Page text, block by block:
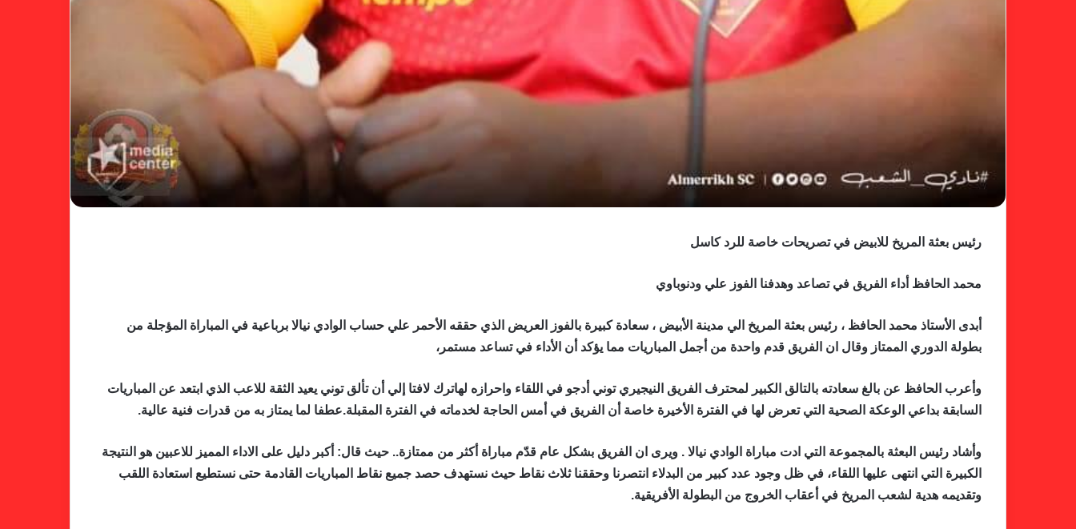
رئيس بعثة المريخ للابيض في تصريحات خاصة للرد كاسل
محمد الحافظ أداء الفريق في تصاعد وهدفنا الفوز علي ودنوباوي
أبدى الأستاذ محمد الحافظ ، رئيس بعثة المريخ الي مدينة الأبيض ، سعادة كبيرة بالفوز العريض الذي حققه الأحمر علي حساب الوادي نيالا برباعية في المباراة المؤجلة من
بطولة الدوري الممتاز وقال ان الفريق قدم واحدة من أجمل المباريات مما يؤكد أن الأداء في تساعد مستمر،
وأعرب الحافظ عن بالغ سعادته بالتالق الكبير لمحترف الفريق النيجيري توني أدجو في اللقاء واحرازه لهاترك لافتا إلي أن تألق توني يعيد الثقة للاعب الذي ابتعد عن المباريات
السابقة بداعي الوعكة الصحية التي تعرض لها في الفترة الأخيرة خاصة أن الفريق في أمس الحاجة لخدماته في الفترة المقبلة.عطفا لما يمتاز به من قدرات فنية عالية.
وأشاد رئيس البعثة بالمجموعة التي ادت مباراة الوادي نيالا . ويرى ان الفريق بشكل عام قدّم مباراة أكثر من ممتازة.. حيث قال: أكبر دليل على الاداء المميز للاعبين هو النتيجة
الكبيرة التي انتهى عليها اللقاء، في ظل وجود عدد كبير من البدلاء انتصرنا وحققنا ثلاث نقاط حيث نستهدف حصد جميع نقاط المباريات القادمة حتى نستطيع استعادة اللقب
وتقديمه هدية لشعب المريخ في أعقاب الخروج من البطولة الأفريقية.